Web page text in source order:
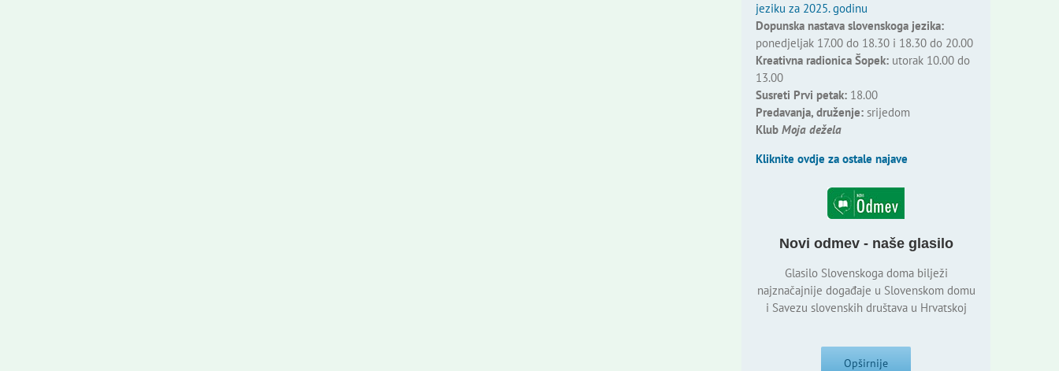
jeziku za 2025. godinu
Dopunska nastava slovenskoga jezika:
ponedjeljak 17.00 do 18.30 i 18.30 do 20.00
Kreativna radionica Šopek:utorak 10.00 do
13.00
Susreti Prvi petak:18.00
Predavanja, druženje:srijedom
Klub Moja dežela
Kliknite ovdje za ostale najave
Novi odmev - naše glasilo
Glasilo Slovenskoga doma bilježi
najznačajnije događaje u Slovenskom domu
i Savezu slovenskih društava u Hrvatskoj
Opširnije